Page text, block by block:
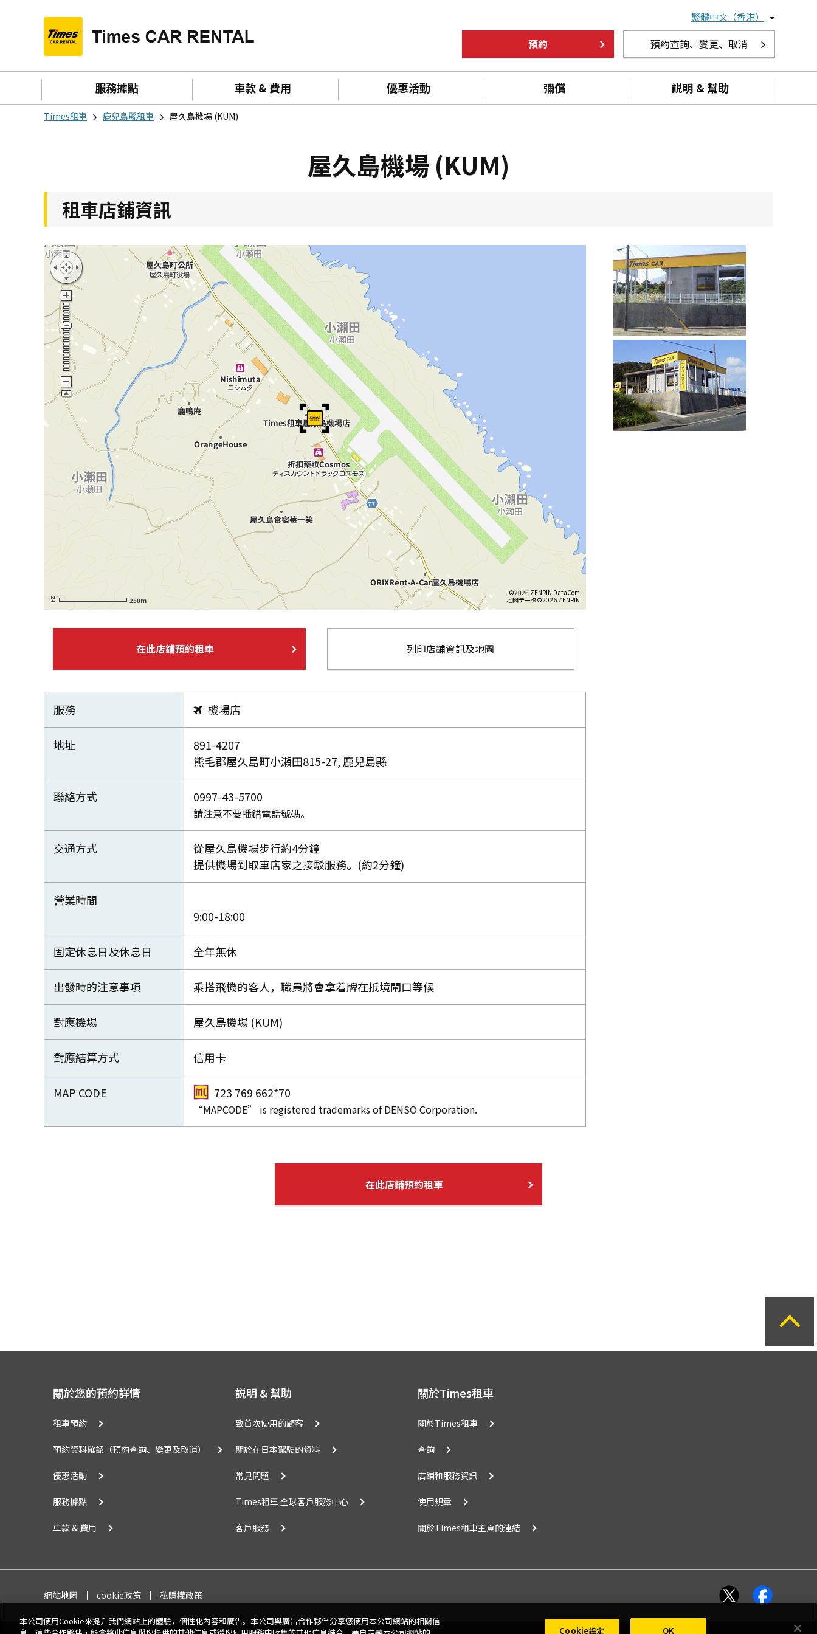
繁體中文（香港）
預約 預約查詢、變更、取消
服務據點 車款 & 費用 優惠活動 彌償 説明 & 幫助
Times租車 鹿兒島縣租車 屋久島機場 (KUM)
屋久島機場 (KUM)
租車店鋪資訊
250m
©2026 ZENRIN DataCom
地図データ©2026 ZENRIN
在此店鋪預約租車 列印店鋪資訊及地圖
服務  機場店
地址
891-4207
熊毛郡屋久島町小瀬田815-27, 鹿兒島縣
聯絡方式 0997-43-5700
請注意不要播錯電話號碼。
交通方式
從屋久島機場步行約4分鐘
提供機場到取車店家之接駁服務。(約2分鐘)
營業時間
9:00-18:00
固定休息日及休息日 全年無休
出發時的注意事項 乘搭飛機的客人，職員將會拿着牌在抵境閘口等候
對應機場 屋久島機場 (KUM)
對應結算方式 信用卡
MAP CODE 723 769 662*70
“MAPCODE” is registered trademarks of DENSO Corporation.
在此店鋪預約租車
關於您的預約詳情
租車預約
預約資料確認（預約查詢、變更及取消）
優惠活動
服務據點
車款 & 費用
説明 & 幫助
致首次使用的顧客
關於在日本駕駛的資料
常見問題
Times租車 全球客戶服務中心
客戶服務
關於Times租車
關於Times租車
查詢
店舗和服務資訊
使用規章
關於Times租車主頁的連結
網站地圖 cookie政策 私隱權政策
本公司使用Cookie來提升我們網站上的體驗，個性化內容和廣告。本公司與廣告合作夥伴分享您使用本公司網站的相關信
Cookie設定 OK